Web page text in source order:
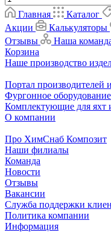
Главная Каталог
Акции
Калькуляторы
Отзывы
Наша
Корзина
Наше производство
Портал производителей
Фургонное оборудование
Комплектующие для яхт
О компании
Про ХимСнаб Композит
Наши филиалы
Команда
Новости
Отзывы
Вакансии
Служба поддержки
Политика компании
Информация